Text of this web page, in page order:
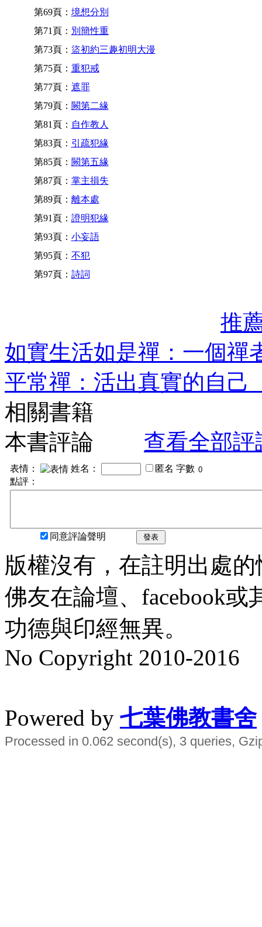
第69頁： 境想分別
第71頁： 別簡性重
第73頁： 盜初約三趣初明大漫
第75頁： 重犯戒
第77頁： 遮罪
第79頁： 闕第二緣
第81頁： 自作教人
第83頁： 引疏犯緣
第85頁： 闕第五緣
第87頁： 掌主損失
第89頁： 離本處
第91頁： 證明犯緣
第93頁： 小妄語
第95頁： 不犯
第97頁： 詩詞
推
如實生活如是禪：一個
平常禪：活出真實的自
相關書籍
本書評論
查看全部評
表情： 姓名： 匿名 字數
點評：
同意評論聲明 發表
版權沒有，在註明出處
佛友在論壇、facebook
功德與印經無異。
No Copyright 2010-2016
Powered by 七葉佛教書舍
Processed in 0.062 second(s), 3 queries,